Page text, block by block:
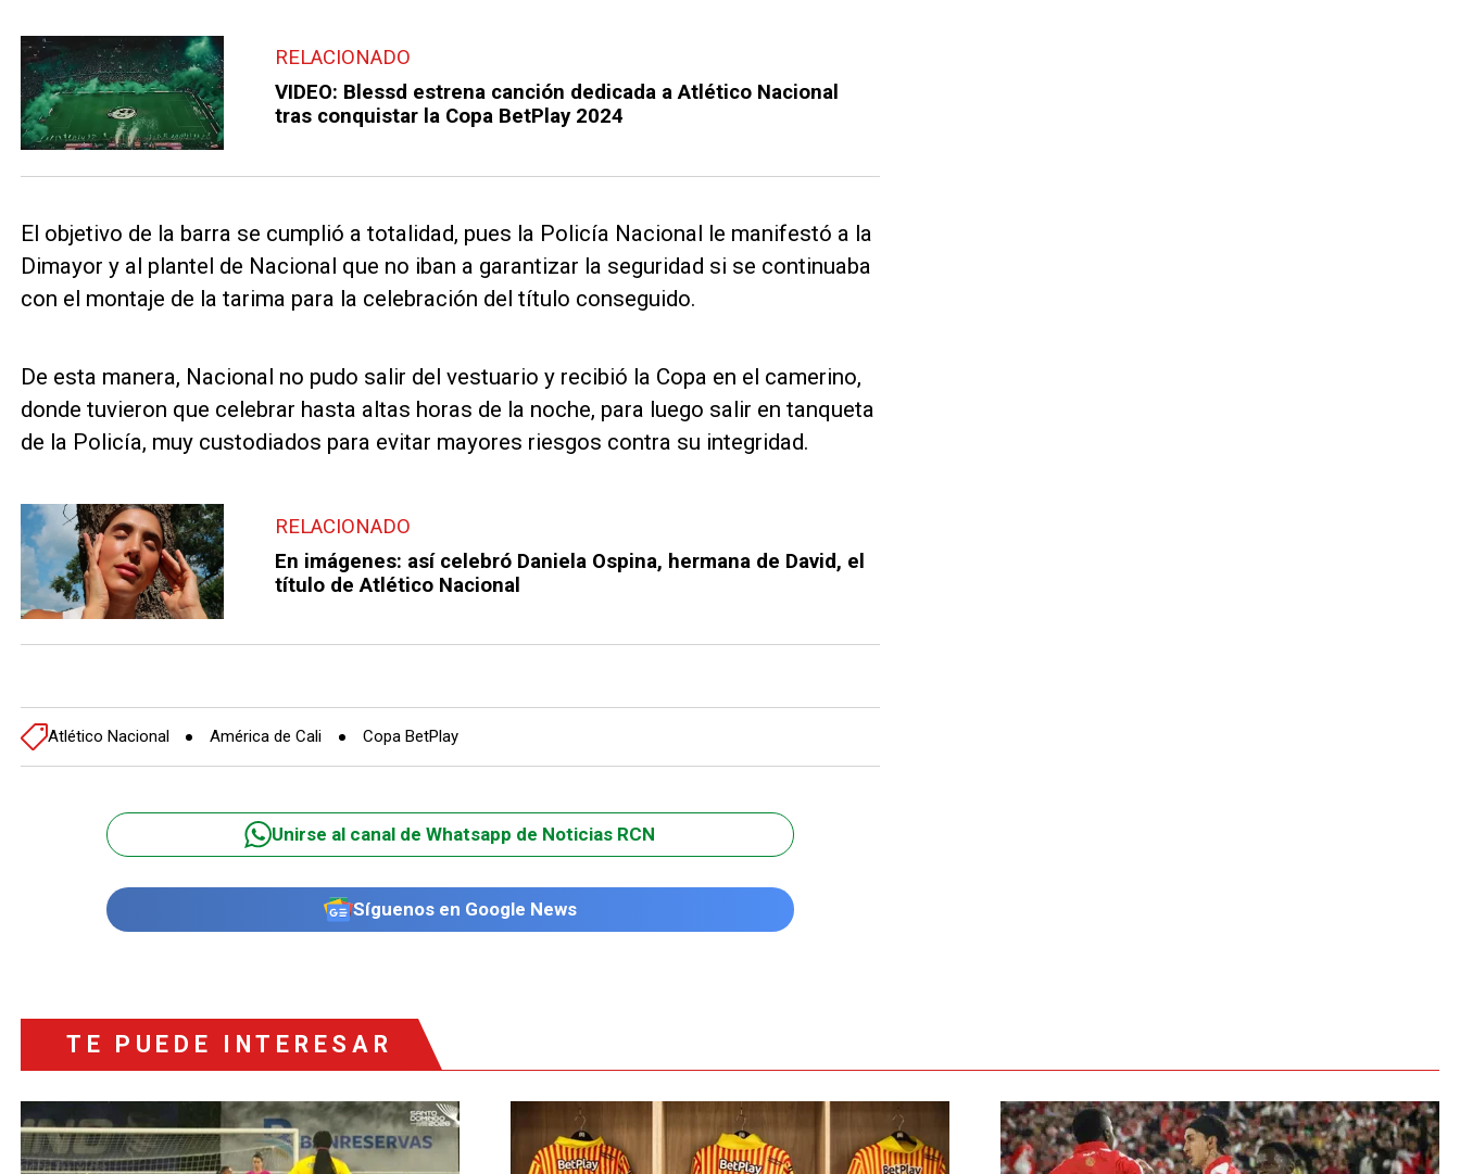
RELACIONADO
VIDEO: Blessd estrena canción dedicada a Atlético Nacional
tras conquistar la Copa BetPlay 2024
El objetivo de la barra se cumplió a totalidad, pues la Policía Nacional le manifestó a la
Dimayor y al plantel de Nacional que no iban a garantizar la seguridad si se continuaba
con el montaje de la tarima para la celebración del título conseguido.
De esta manera, Nacional no pudo salir del vestuario y recibió la Copa en el camerino,
donde tuvieron que celebrar hasta altas horas de la noche, para luego salir en tanqueta
de la Policía, muy custodiados para evitar mayores riesgos contra su integridad.
RELACIONADO
En imágenes: así celebró Daniela Ospina, hermana de David, el
título de Atlético Nacional
Atlético Nacional América de Cali Copa BetPlay
Unirse al canal de Whatsapp de Noticias RCN
Síguenos en Google News
TE PUEDE INTERESAR